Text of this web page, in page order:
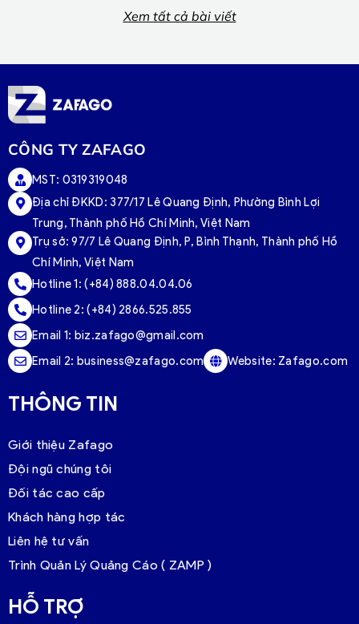
Xem tất cả bài viết
CÔNG TY ZAFAGO
MST: 0319319048
Địa chỉ ĐKKD: 377/17 Lê Quang Định, Phường Bình Lợi
Trung, Thành phố Hồ Chí Minh, Việt Nam
Trụ sở:97/7 Lê Quang Định, P, Bình Thạnh, Thành phố Hồ
Chí Minh, Việt Nam
Hotline 1:(+84) 888.04.04.06
Hotline 2:(+84) 2866.525.855
Email 1: biz.zafago@gmail.com
Email 2: business@zafago.com Website: Zafago.com
THÔNG TIN
Giới thiệu Zafago
Đội ngũ chúng tôi
Đối tác cao cấp
Khách hàng hợp tác
Liên hệ tư vấn
Trình Quản Lý Quảng Cáo ( ZAMP )
HỖ TRỢ